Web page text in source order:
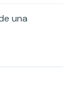
una